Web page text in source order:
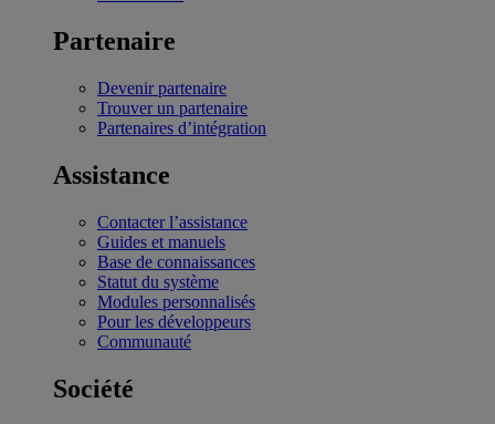
Partenaire
Devenir partenaire
Trouver un partenaire
Partenaires d’intégration
Assistance
Contacter l’assistance
Guides et manuels
Base de connaissances
Statut du système
Modules personnalisés
Pour les développeurs
Communauté
Société